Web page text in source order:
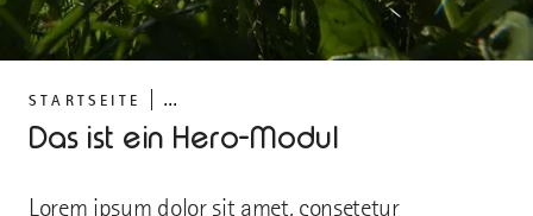
STARTSEITE ...
Das ist ein Hero-Modul
Lorem ipsum dolor sit amet, consetetur